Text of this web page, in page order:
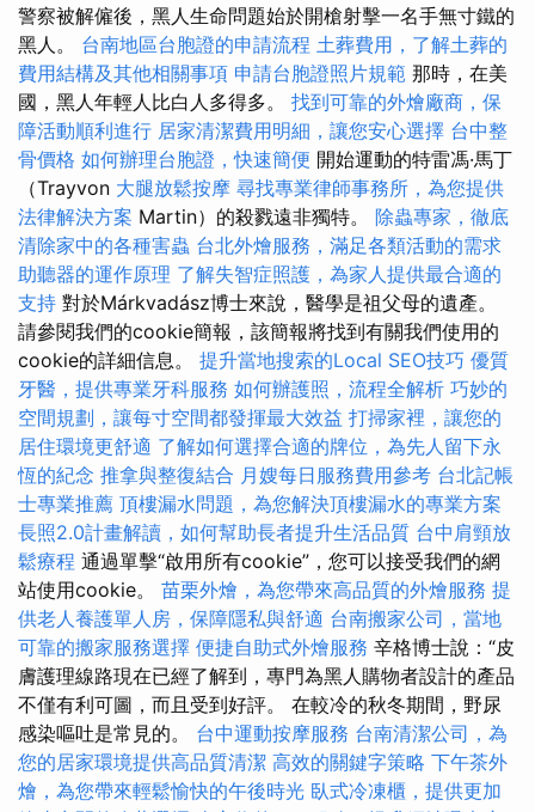
警察被解僱後，黑人生命問題始於開槍射擊一名手無寸鐵的
黑人。 台南地區台胞證的申請流程 土葬費用，了解土葬的
費用結構及其他相關事項 申請台胞證照片規範 那時，在美
國，黑人年輕人比白人多得多。 找到可靠的外燴廠商，保
障活動順利進行 居家清潔費用明細，讓您安心選擇 台中整
骨價格 如何辦理台胞證，快速簡便 開始運動的特雷馮·馬丁
（Trayvon 大腿放鬆按摩 尋找專業律師事務所，為您提供
法律解決方案 Martin）的殺戮遠非獨特。 除蟲專家，徹底
清除家中的各種害蟲 台北外燴服務，滿足各類活動的需求
助聽器的運作原理 了解失智症照護，為家人提供最合適的
支持 對於Márkvadász博士來說，醫學是祖父母的遺產。
請參閱我們的cookie簡報，該簡報將找到有關我們使用的
cookie的詳細信息。 提升當地搜索的Local SEO技巧 優質
牙醫，提供專業牙科服務 如何辦護照，流程全解析 巧妙的
空間規劃，讓每寸空間都發揮最大效益 打掃家裡，讓您的
居住環境更舒適 了解如何選擇合適的牌位，為先人留下永
恆的紀念 推拿與整復結合 月嫂每日服務費用參考 台北記帳
士專業推薦 頂樓漏水問題，為您解決頂樓漏水的專業方案
長照2.0計畫解讀，如何幫助長者提升生活品質 台中肩頸放
鬆療程 通過單擊“啟用所有cookie”，您可以接受我們的網
站使用cookie。 苗栗外燴，為您帶來高品質的外燴服務 提
供老人養護單人房，保障隱私與舒適 台南搬家公司，當地
可靠的搬家服務選擇 便捷自助式外燴服務 辛格博士說：“皮
膚護理線路現在已經了解到，專門為黑人購物者設計的產品
不僅有利可圖，而且受到好評。 在較冷的秋冬期間，野尿
感染嘔吐是常見的。 台中運動按摩服務 台南清潔公司，為
您的居家環境提供高品質清潔 高效的關鍵字策略 下午茶外
燴，為您帶來輕鬆愉快的午後時光 臥式冷凍櫃，提供更加